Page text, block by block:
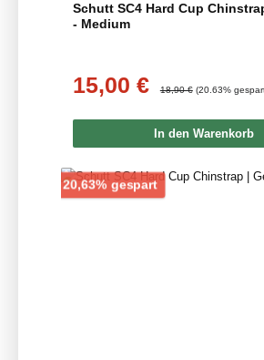
Schutt SC4 Hard Cup
- Medium
Verkaufspreis:
15,00 € 18,90 € (20.63%
In den Warenkorb
20,63% gespartRabatt